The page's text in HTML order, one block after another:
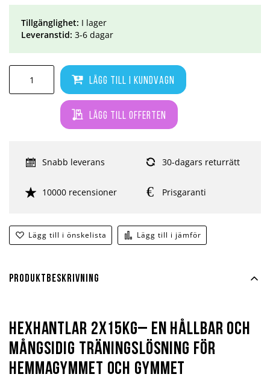
Lägg till i kundvagn
Lägg till offerten
Lägg till i önskelista Lägg till i jämför
Tillgänglighet: I lager
Leveranstid: 3-6 dagar
Snabb leverans 30-dagars returrätt
10000 recensioner Prisgaranti
Produktbeskrivning
Hexhantlar 2x15kg– En hållbar och
mångsidig träningslösning för
hemmagymmet och gymmet